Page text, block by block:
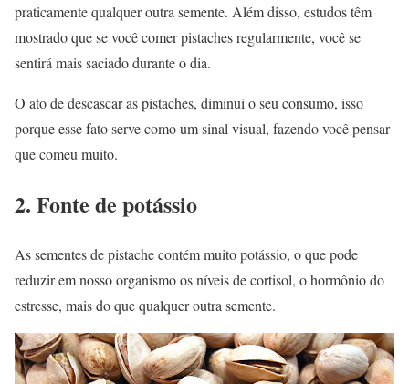
praticamente qualquer outra semente. Além disso, estudos têm
mostrado que se você comer pistaches regularmente, você se
sentirá mais saciado durante o dia.
O ato de descascar as pistaches, diminui o seu consumo, isso
porque esse fato serve como um sinal visual, fazendo você pensar
que comeu muito.
2. Fonte de potássio
As sementes de pistache contém muito potássio, o que pode
reduzir em nosso organismo os níveis de cortisol, o hormônio do
estresse, mais do que qualquer outra semente.